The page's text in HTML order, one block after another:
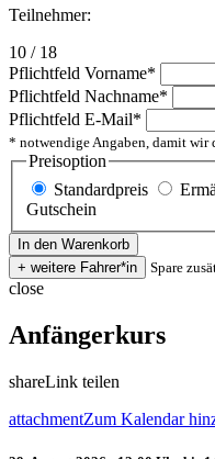
Teilnehmer:
10 / 18
Pflichtfeld Vorname*
Pflichtfeld Nachname*
Pflichtfeld E-Mail*
* notwendige Angaben, damit
Preisoption
Standardpreis
Gutschein
Spare
close
Anfängerkurs
shareLink teilen
attachmentZum Kalendar